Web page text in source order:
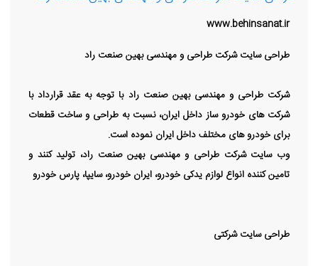
www.behinsanat.ir
طراحی سایت شرکت طراحی و مهندسی بهین صنعت راد
شرکت طراحی و مهندسی بهین صنعت راد با توجه به عقد قرارداد با
شرکت های خودرو ساز داخل ایران، نسبت به طراحی و ساخت قطعات
برای خودرو های مختلف داخل ایران نموده است.
وب سایت شرکت طراحی و مهندسی بهین صنعت راد، تولید کنند و
تامین کننده انواع لوازم یدکی خودرو، ایران خودرو، سایپا، پارس خودرو
طراحی سایت شرکتی